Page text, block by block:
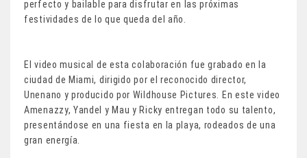
perfecto y bailable para disfrutar en las próximas
festividades de lo que queda del año.
El video musical de esta colaboración fue grabado en la
ciudad de Miami, dirigido por el reconocido director,
Unenano y producido por Wildhouse Pictures. En este video
Amenazzy, Yandel y Mau y Ricky entregan todo su talento,
presentándose en una fiesta en la playa, rodeados de una
gran energía.